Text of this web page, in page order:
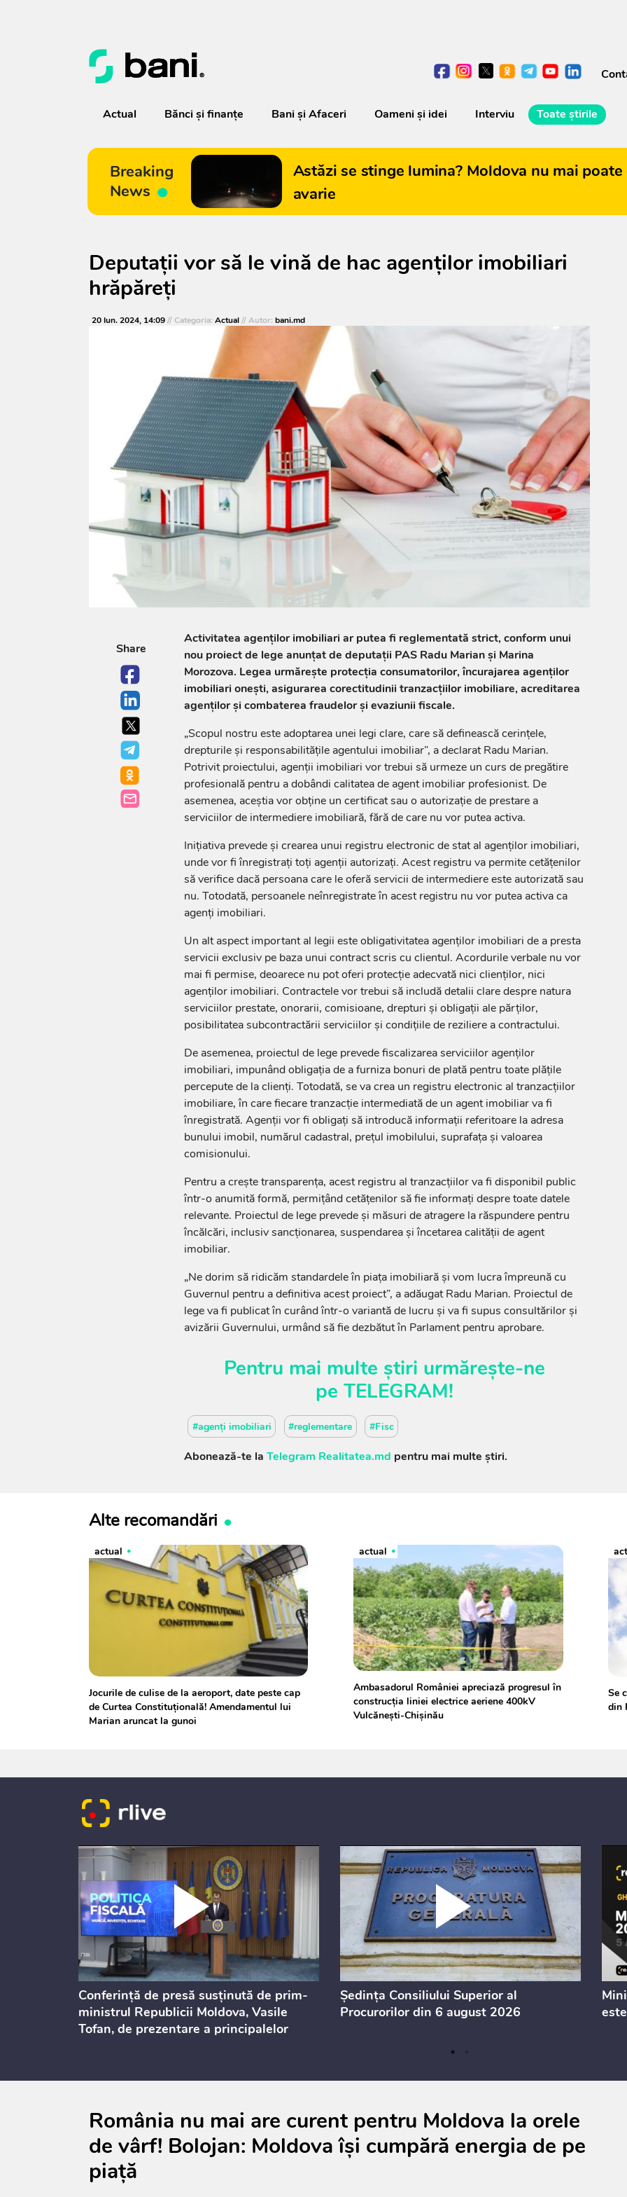
Actual Bănci şi finanţe Bani și Afaceri Oameni şi idei Interviu Toate știrile
Breaking
News
Astăzi se stinge lumina? Moldova nu mai
avarie
Deputații vor să le vină de hac agenților imobiliari
hrăpăreți
20 Iun. 2024, 14:09// Categoria: Actual// Autor: bani.md
Share
Activitatea agenților imobiliari ar putea fi reglementată strict, conform unui
nou proiect de lege anunțat de deputații PAS Radu Marian și Marina
Morozova. Legea urmărește protecția consumatorilor, încurajarea agenților
imobiliari onești, asigurarea corectitudinii tranzacțiilor imobiliare, acreditarea
agenților și combaterea fraudelor și evaziunii fiscale.
„Scopul nostru este adoptarea unei legi clare, care să definească cerințele,
drepturile și responsabilitățile agentului imobiliar”, a declarat Radu Marian.
Potrivit proiectului, agenții imobiliari vor trebui să urmeze un curs de pregătire
profesională pentru a dobândi calitatea de agent imobiliar profesionist. De
asemenea, aceștia vor obține un certificat sau o autorizație de prestare a
serviciilor de intermediere imobiliară, fără de care nu vor putea activa.
Inițiativa prevede și crearea unui registru electronic de stat al agenților imobiliari,
unde vor fi înregistrați toți agenții autorizați. Acest registru va permite cetățenilor
să verifice dacă persoana care le oferă servicii de intermediere este autorizată sau
nu. Totodată, persoanele neînregistrate în acest registru nu vor putea activa ca
agenți imobiliari.
Un alt aspect important al legii este obligativitatea agenților imobiliari de a presta
servicii exclusiv pe baza unui contract scris cu clientul. Acordurile verbale nu vor
mai fi permise, deoarece nu pot oferi protecție adecvată nici clienților, nici
agenților imobiliari. Contractele vor trebui să includă detalii clare despre natura
serviciilor prestate, onorarii, comisioane, drepturi și obligații ale părților,
posibilitatea subcontractării serviciilor și condițiile de reziliere a contractului.
De asemenea, proiectul de lege prevede fiscalizarea serviciilor agenților
imobiliari, impunând obligația de a furniza bonuri de plată pentru toate plățile
percepute de la clienți. Totodată, se va crea un registru electronic al tranzacțiilor
imobiliare, în care fiecare tranzacție intermediată de un agent imobiliar va fi
înregistrată. Agenții vor fi obligați să introducă informații referitoare la adresa
bunului imobil, numărul cadastral, prețul imobilului, suprafața și valoarea
comisionului.
Pentru a crește transparența, acest registru al tranzacțiilor va fi disponibil public
într-o anumită formă, permițând cetățenilor să fie informați despre toate datele
relevante. Proiectul de lege prevede și măsuri de atragere la răspundere pentru
încălcări, inclusiv sancționarea, suspendarea și încetarea calității de agent
imobiliar.
„Ne dorim să ridicăm standardele în piața imobiliară și vom lucra împreună cu
Guvernul pentru a definitiva acest proiect”, a adăugat Radu Marian. Proiectul de
lege va fi publicat în curând într-o variantă de lucru și va fi supus consultărilor și
avizării Guvernului, urmând să fie dezbătut în Parlament pentru aprobare.
Pentru mai multe știri urmărește-ne
pe TELEGRAM!
#agenți imobiliari #reglementare #Fisc
Abonează-te la Telegram Realitatea.md pentru mai multe știri.
Alte recomandări
actual
Jocurile de culise de la aeroport, date peste cap
de Curtea Constituțională! Amendamentul lui
Marian aruncat la gunoi
actual
Ambasadorul României apreciază progresul în
construcția liniei electrice aeriene 400kV
Vulcănești-Chișinău
Se
din
Conferință de presă susținută de prim-
ministrul Republicii Moldova, Vasile
Tofan, de prezentare a principalelor
consultărilor publice
Ședința Consiliului Superior al
Procurorilor din 6 august 2026
România nu mai are curent pentru Moldova la orele
de vârf! Bolojan: Moldova își cumpără energia de pe
piață